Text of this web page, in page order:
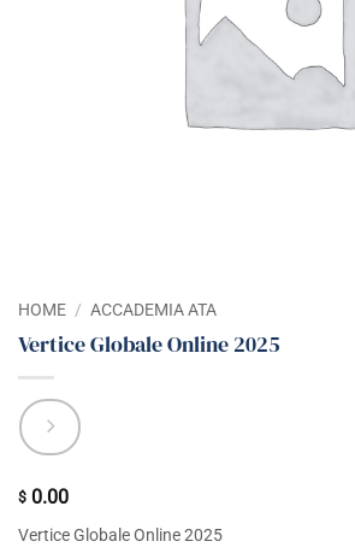
HOME / ACCADEMIA ATA
Vertice Globale Online 2025
$ 0.00
Vertice Globale Online 2025